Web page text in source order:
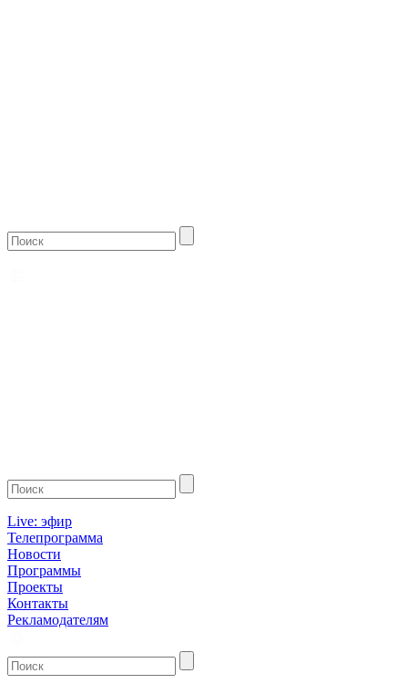
Live: эфир
Телепрограмма
Новости
Программы
Проекты
Контакты
Рекламодателям